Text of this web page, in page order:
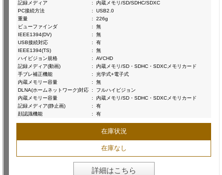
記録メディア
:
内蔵メモリ/SD/SDHC/SDXC
PC接続方法
:
USB2.0
重量
:
226g
ビューファインダ
:
無
IEEE1394(DV)
:
無
USB接続対応
:
有
IEEE1394(TS)
:
無
ハイビジョン規格
:
AVCHD
記録メディア(動画)
:
内蔵メモリ/SD・SDHC・SDXCメモリカード
手ブレ補正機能
:
光学式+電子式
内蔵メモリー容量
:
無
DLNA(ホームネットワーク)対応 :
フルハイビジョン
内蔵メモリー容量
:
内蔵メモリ/SD・SDHC・SDXCメモリカード
記録メディア(静止画)
:
有
顔認識機能
: 有
在庫状況
在庫なし
詳細はこちら